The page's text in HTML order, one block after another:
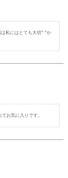
私にはとても大切^ ^か
お気に入りです。